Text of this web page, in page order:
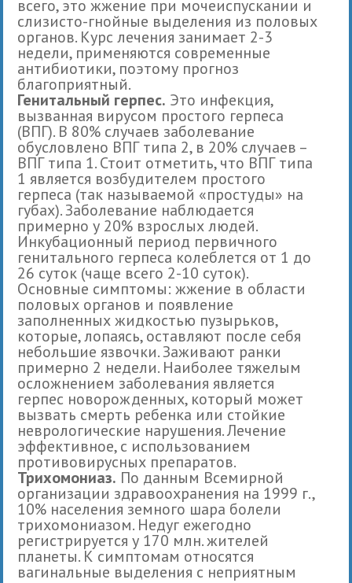
всего, это жжение при мочеиспускании и
слизисто-гнойные выделения из половых
органов. Курс лечения занимает 2-3
недели, применяются современные
антибиотики, поэтому прогноз
благоприятный.
Генитальный герпес. Это инфекция,
вызванная вирусом простого герпеса
(ВПГ). В 80% случаев заболевание
обусловлено ВПГ типа 2, в 20% случаев –
ВПГ типа 1. Стоит отметить, что ВПГ типа
1 является возбудителем простого
герпеса (так называемой «простуды» на
губах). Заболевание наблюдается
примерно у 20% взрослых людей.
Инкубационный период первичного
генитального герпеса колеблется от 1 до
26 суток (чаще всего 2-10 суток).
Основные симптомы: жжение в области
половых органов и появление
заполненных жидкостью пузырьков,
которые, лопаясь, оставляют после себя
небольшие язвочки. Заживают ранки
примерно 2 недели. Наиболее тяжелым
осложнением заболевания является
герпес новорожденных, который может
вызвать смерть ребенка или стойкие
неврологические нарушения. Лечение
эффективное, с использованием
противовирусных препаратов.
Трихомониаз. По данным Всемирной
организации здравоохранения на 1999 г.,
10% населения земного шара болели
трихомониазом. Недуг ежегодно
регистрируется у 170 млн. жителей
планеты. К симптомам относятся
вагинальные выделения с неприятным